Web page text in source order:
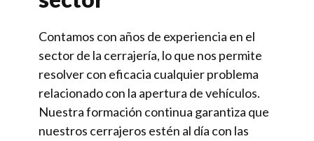
Contamos con años de experiencia en el
sector de la cerrajería, lo que nos permite
resolver con eficacia cualquier problema
relacionado con la apertura de vehículos.
Nuestra formación continua garantiza que
nuestros cerrajeros estén al día con las